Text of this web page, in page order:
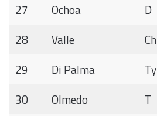
27
Ochoa D
28
Valle Ch
29
Di Palma Ty
30
Olmedo T